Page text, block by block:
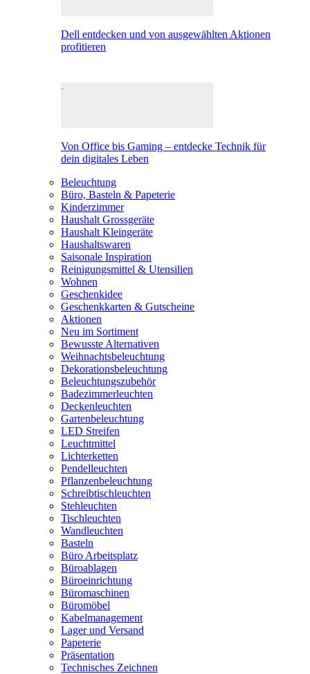
Dell entdecken und von ausgewählten Aktionen
profitieren
Von Office bis Gaming – entdecke Technik für
dein digitales Leben
Beleuchtung
Büro, Basteln & Papeterie
Kinderzimmer
Haushalt Grossgeräte
Haushalt Kleingeräte
Haushaltswaren
Saisonale Inspiration
Reinigungsmittel & Utensilien
Wohnen
Geschenkidee
Geschenkkarten & Gutscheine
Aktionen
Neu im Sortiment
Bewusste Alternativen
Weihnachtsbeleuchtung
Dekorationsbeleuchtung
Beleuchtungszubehör
Badezimmerleuchten
Deckenleuchten
Gartenbeleuchtung
LED Streifen
Leuchtmittel
Lichterketten
Pendelleuchten
Pflanzenbeleuchtung
Schreibtischleuchten
Stehleuchten
Tischleuchten
Wandleuchten
Basteln
Büro Arbeitsplatz
Büroablagen
Büroeinrichtung
Büromaschinen
Büromöbel
Kabelmanagement
Lager und Versand
Papeterie
Präsentation
Technisches Zeichnen